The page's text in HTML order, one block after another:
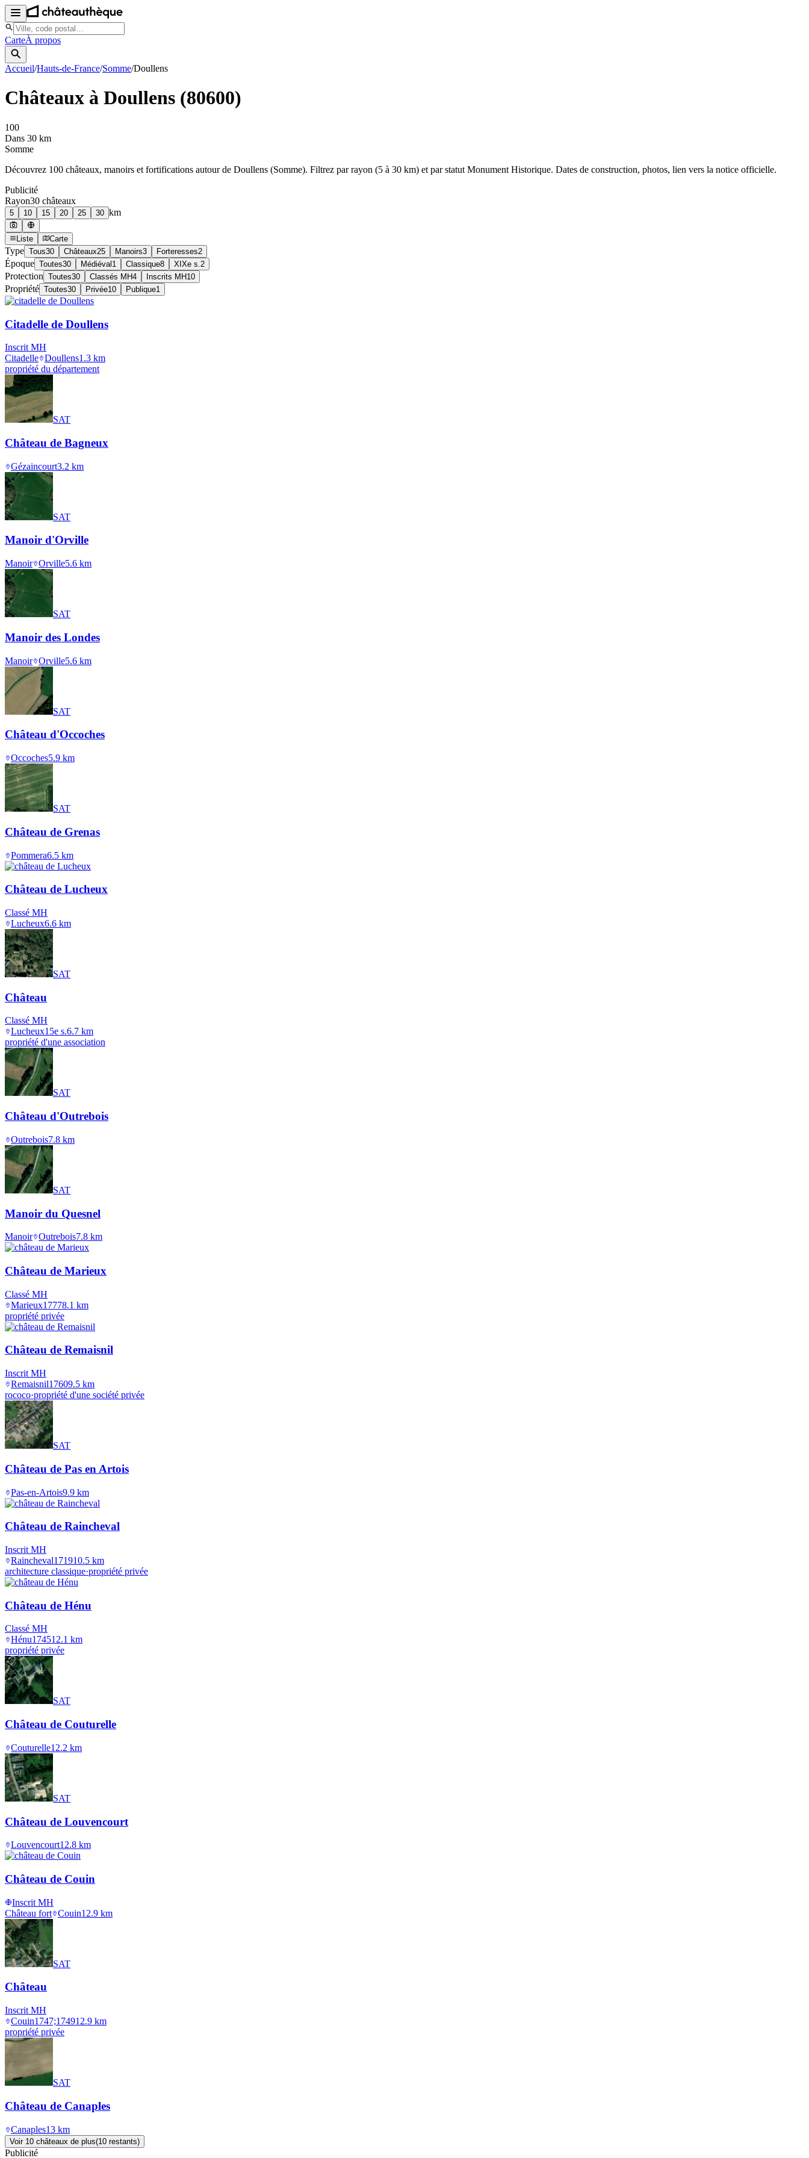
CarteÀ propos
Accueil/Hauts-de-France/Somme/Doullens
Châteaux à Doullens (80600)
100
Dans 30 km
Somme
Découvrez 100 châteaux, manoirs et fortifications autour de Doullens (Somme). Filtrez par rayon (5 à 30 km) et par statut Monument Historique. Dates de construction, photos, lien vers la notice officielle.
Publicité
Rayon30 châteaux
5 10 15 20 25 30 km
Liste Carte
Type Tous30 Châteaux25 Manoirs3 Forteresses2
Époque Toutes30 Médiéval 1 Classique8 XIXe s. 2
Protection Toutes30 Classés MH4 Inscrits MH10
Propriété Toutes30 Privée10 Publique1
Citadelle de Doullens
Inscrit MH
Citadelle Doullens1.3 km
propriété du département
SAT
Château de Bagneux
Gézaincourt3.2 km
SAT
Manoir d'Orville
Manoir Orville5.6 km
SAT
Manoir des Londes
Manoir Orville5.6 km
SAT
Château d'Occoches
Occoches5.9 km
SAT
Château de Grenas
Pommera6.5 km
Château de Lucheux
Classé MH
Lucheux6.6 km
SAT
Château
Classé MH
Lucheux15e s.6.7 km
propriété d'une association
SAT
Château d'Outrebois
Outrebois7.8 km
SAT
Manoir du Quesnel
Manoir Outrebois7.8 km
Château de Marieux
Classé MH
Marieux17778.1 km
propriété privée
Château de Remaisnil
Inscrit MH
Remaisnil17609.5 km
rococo·propriété d'une société privée
SAT
Château de Pas en Artois
Pas-en-Artois9.9 km
Château de Raincheval
Inscrit MH
Raincheval171910.5 km
architecture classique·propriété privée
Château de Hénu
Classé MH
Hénu174512.1 km
propriété privée
SAT
Château de Couturelle
Couturelle12.2 km
SAT
Château de Louvencourt
Louvencourt12.8 km
Château de Couin
Inscrit MH
Château fort Couin12.9 km
SAT
Château
Inscrit MH
Couin1747;174912.9 km
propriété privée
SAT
Château de Canaples
Canaples13 km
Voir 10 châteaux de plus(10 restants)
Publicité